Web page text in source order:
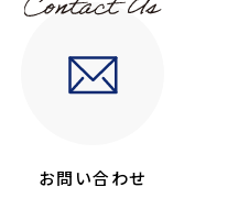
お問い合わせ